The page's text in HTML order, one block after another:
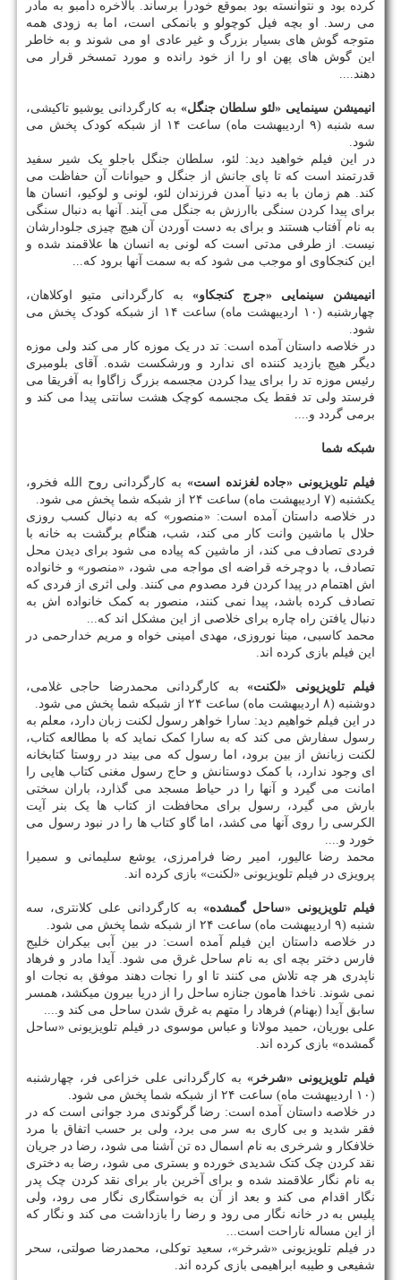
کرده بود و نتوانسته بود بموقع خودرا برساند. بالاخره دامبو به مادر
می رسد. او بچه فیل کوچولو و بانمکی است، اما به زودی همه
متوجه گوش های بسیار بزرگ و غیر عادی او می شوند و به خاطر
این گوش های پهن او را از خود رانده و مورد تمسخر قرار می
دهند....
انیمیشن سینمایی «لئو سلطان جنگل» به کارگردانی یوشیو تاکیشی،
سه شنبه (۹ اردیبهشت ماه) ساعت ۱۴ از شبکه کودک پخش می
شود.
در این فیلم خواهید دید: لئو، سلطان جنگل باجلو یک شیر سفید
قدرتمند است که تا پای جانش از جنگل و حیوانات آن حفاظت می
کند. هم زمان با به دنیا آمدن فرزندان لئو، لونی و لوکیو، انسان ها
برای پیدا کردن سنگی باارزش به جنگل می آیند. آنها به دنبال سنگی
به نام آفتاب هستند و برای به دست آوردن آن هیچ چیزی جلودارشان
نیست. از طرفی مدتی است که لونی به انسان ها علاقمند شده و
این کنجکاوی او موجب می شود که به سمت آنها برود که...
انیمیشن سینمایی «جرج کنجکاو» به کارگردانی متیو اوکلاهان،
چهارشنبه (۱۰ اردیبهشت ماه) ساعت ۱۴ از شبکه کودک پخش می
شود.
در خلاصه داستان آمده است: تد در یک موزه کار می کند ولی موزه
دیگر هیچ بازدید کننده ای ندارد و ورشکست شده. آقای بلومبری
رئیس موزه تد را برای ییدا کردن مجسمه بزرگ زاگاوا به آفریقا می
فرستد ولی تد فقط یک مجسمه کوچک هشت سانتی پیدا می کند و
برمی گردد و....
شبکه شما
فیلم تلویزیونی «جاده لغزنده است» به کارگردانی روح الله فخرو،
یکشنبه (۷ اردیبهشت ماه) ساعت ۲۴ از شبکه شما پخش می شود.
در خلاصه داستان آمده است: «منصور» که به دنبال کسب روزی
حلال با ماشین وانت کار می کند، شب، هنگام برگشت به خانه با
فردی تصادف می کند، از ماشین که پیاده می شود برای دیدن محل
تصادف، با دوچرخه قراضه ای مواجه می شود، «منصور» و خانواده
اش اهتمام در پیدا کردن فرد مصدوم می کنند. ولی اثری از فردی که
تصادف کرده باشد، پیدا نمی کنند، منصور به کمک خانواده اش به
دنبال یافتن راه چاره برای خلاصی از این مشکل اند که...
محمد کاسبی، مینا نوروزی، مهدی امینی خواه و مریم خدارحمی در
این فیلم بازی کرده اند.
فیلم تلویزیونی «لکنت»به کارگردانی محمدرضا حاجی غلامی،
دوشنبه (۸ اردیبهشت ماه) ساعت ۲۴ از شبکه شما پخش می شود.
در این فیلم خواهیم دید: سارا خواهر رسول لکنت زبان دارد، معلم به
رسول سفارش می کند که به سارا کمک نماید که با مطالعه کتاب،
لکنت زبانش از بین برود، اما رسول که می بیند در روستا کتابخانه
ای وجود ندارد، با کمک دوستانش و حاج رسول مغنی کتاب هایی را
امانت می گیرد و آنها را در حیاط مسجد می گذارد، باران سختی
بارش می گیرد، رسول برای محافظت از کتاب ها یک بنر آیت
الکرسی را روی آنها می کشد، اما گاو کتاب ها را در نبود رسول می
خورد و....
محمد رضا عالیور، امیر رضا فرامرزی، یوشع سلیمانی و سمیرا
پرویزی در فیلم تلویزیونی «لکنت» بازی کرده اند.
فیلم تلویزیونی «ساحل گمشده» به کارگردانی علی کلانتری، سه
شنبه (۹ اردیبهشت ماه) ساعت ۲۴ از شبکه شما پخش می شود.
در خلاصه داستان این فیلم آمده است: در بین آبی بی‏کران خلیج
فارس دختر بچه ‏ای به نام ساحل غرق می‏ شود. آیدا مادر و فرهاد
ناپدری هر چه تلاش می‏ کنند تا او را نجات دهند موفق به نجات او
نمی ‏شوند. ناخدا هامون جنازه ساحل را از دریا بیرون می‏کشد، همسر
سابق آیدا (بهنام) فرهاد را متهم به غرق شدن ساحل می‏ کند و....
علی بوریان، حمید مولانا و عباس موسوی در فیلم تلویزیونی «ساحل
گمشده» بازی کرده اند.
فیلم تلویزیونی «شرخر» به کارگردانی علی خزاعی فر، چهارشنبه
(۱۰ اردیبهشت ماه) ساعت ۲۴ از شبکه شما پخش می شود.
در خلاصه داستان آمده است: رضا گرگوندی مرد جوانی است که در
فقر شدید و بی کاری به سر می برد، ولی بر حسب اتفاق با مرد
خلافکار و شرخری به نام اسمال ده تن آشنا می شود، رضا در جریان
نقد کردن چک کتک شدیدی خورده و بستری می شود، رضا به دختری
به نام نگار علاقمند شده و برای آخرین بار برای نقد کردن چک پدر
نگار اقدام می کند و بعد از آن به خواستگاری نگار می رود، ولی
پلیس به در خانه نگار می رود و رضا را بازداشت می کند و نگار که
از این مساله ناراحت است...
در فیلم تلویزیونی «شرخر»، سعید توکلی، محمدرضا صولتی، سحر
شفیعی و طیبه ابراهیمی بازی کرده اند.